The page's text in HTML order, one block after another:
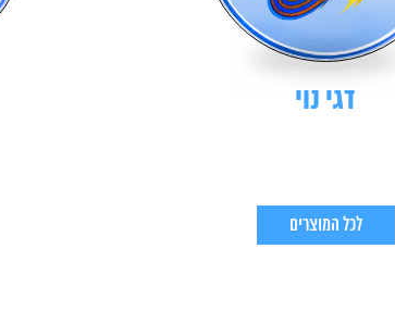
דגי נוי
לכל המוצרים